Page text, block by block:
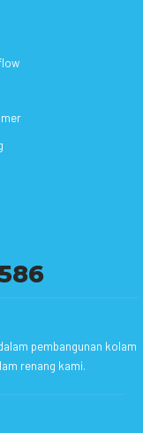
pembangunan kolam
renang kami.